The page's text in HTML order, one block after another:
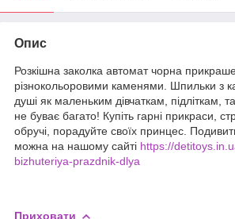
Опис
Розкішна заколка автомат чорна
різнокольоровими каменями. Шпильки з
душі як маленьким дівчаткам, підліткам,
не буває багато! Купіть гарні прикраси,
обручі, порадуйте своїх принцес.
можна на нашому сайті https://
bizhuteriya-prazdnik-dlya
Приховати